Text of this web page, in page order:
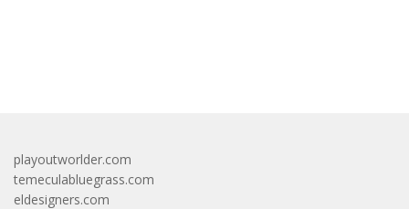
playoutworlder.com
temeculabluegrass.com
eldesigners.com